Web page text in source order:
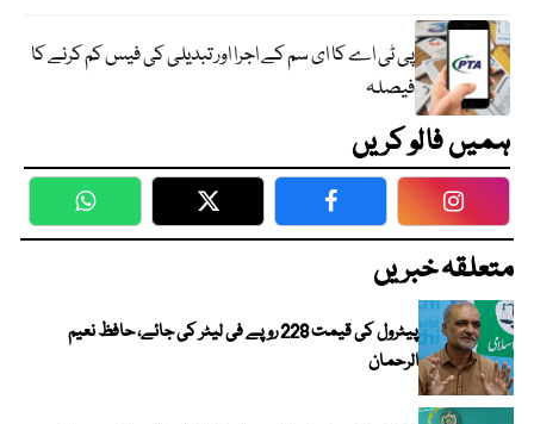
پی ٹی اے کا ای سم کے اجرا اور تبدیلی کی فیس کم کرنے کا
فیصلہ
ہمیں فالو کریں
WhatsApp Twitter Facebook
متعلقہ خبریں
پیٹرول کی قیمت 228 روپے فی لیٹر کی جائے، حافظ نعیم
الرحمان